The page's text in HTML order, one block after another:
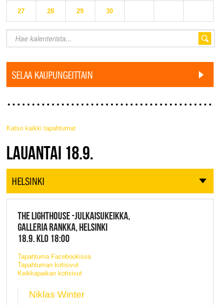
27 28 29 30
SELAA KAUPUNGEITTAIN
Katso kaikki tapahtumat
JAZZ FINLAND LIVE
LAUANTAI 18.9.
HELSINKI
THE LIGHTHOUSE -JULKAISUKEIKKA,
GALLERIA RANKKA, HELSINKI
18.9. KLO 18:00
Tapahtuma Facebookissa
Tapahtuman kotisivut
Keikkapaikan kotisivut
Niklas Winter